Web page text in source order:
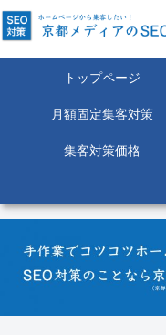
トップページ
月額固定集客対策
集客対策価格